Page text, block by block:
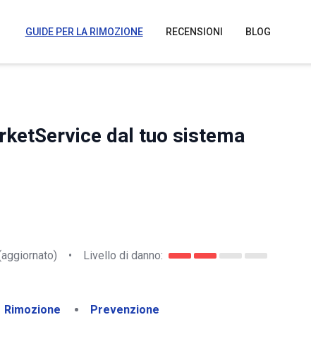
GUIDE PER LA RIMOZIONE RECENSIONI BLOG
dal tuo sistema
• Livello di danno:
Rimozione Prevenzione